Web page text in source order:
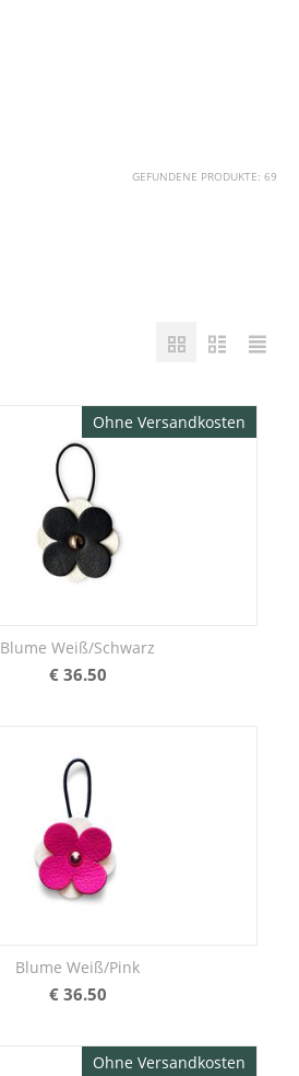
GEFUNDENE PRODUKTE: 69
Ohne Versandkosten
Blume Weiß/Schwarz
€ 36.50
Blume Weiß/Pink
€ 36.50
Ohne Versandkosten